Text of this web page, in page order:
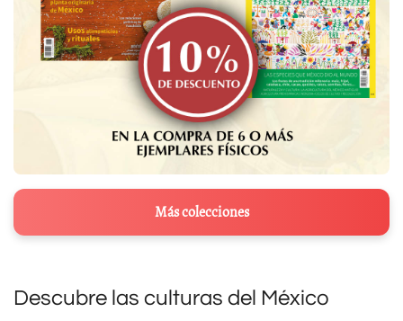
Más colecciones
Descubre las culturas del México